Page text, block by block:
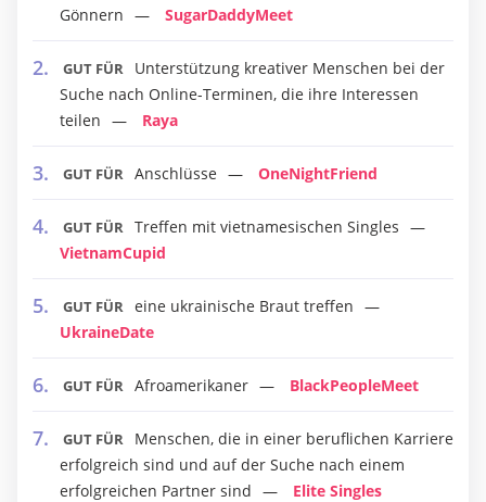
Gönnern
SugarDaddyMeet
GUT FÜR
Unterstützung kreativer Menschen bei der
Suche nach Online-Terminen, die ihre Interessen
teilen
Raya
GUT FÜR Anschlüsse OneNightFriend
GUT FÜR Treffen mit vietnamesischen Singles
VietnamCupid
GUT FÜR eine ukrainische Braut treffen
UkraineDate
GUT FÜR Afroamerikaner BlackPeopleMeet
GUT FÜR
Menschen, die in einer beruflichen Karriere
erfolgreich sind und auf der Suche nach einem
erfolgreichen Partner sind
Elite Singles